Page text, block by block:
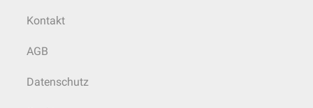
Kontakt
AGB
Datenschutz